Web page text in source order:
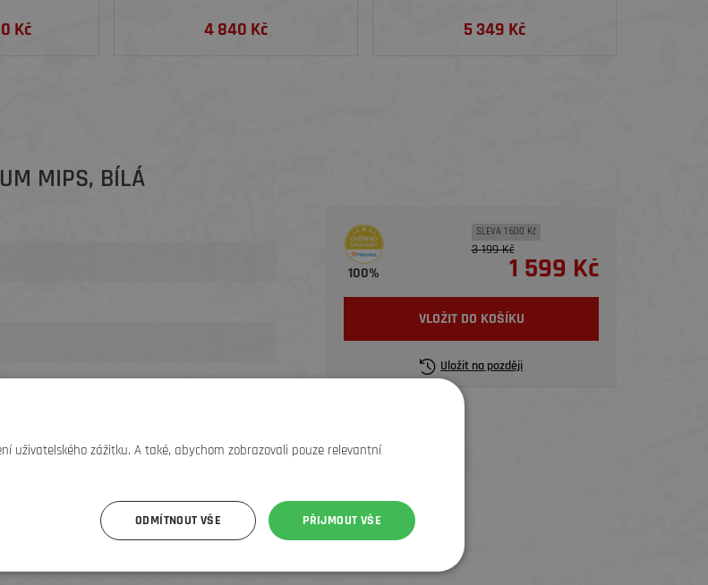
Kč 4 840 Kč 5 349 Kč
MIPS, BÍLÁ
přilbou pro ty, kteří prostě chtějí
- pohlcující síly přicházející z
trail, tak do města.
různých směrů), na jehož vzniku se podíleli
k němuž dochází při úderech do hlavy z
100%
SLEVA 1 600 Kč
3 199 Kč
1 599 Kč
VLOŽIT DO KOŠÍKU
Uložit na později
uživatelského zážitku. A také, abychom zobrazovali pouze relevantní
PŘIJMOUT VŠE
ODMÍTNOUT VŠE